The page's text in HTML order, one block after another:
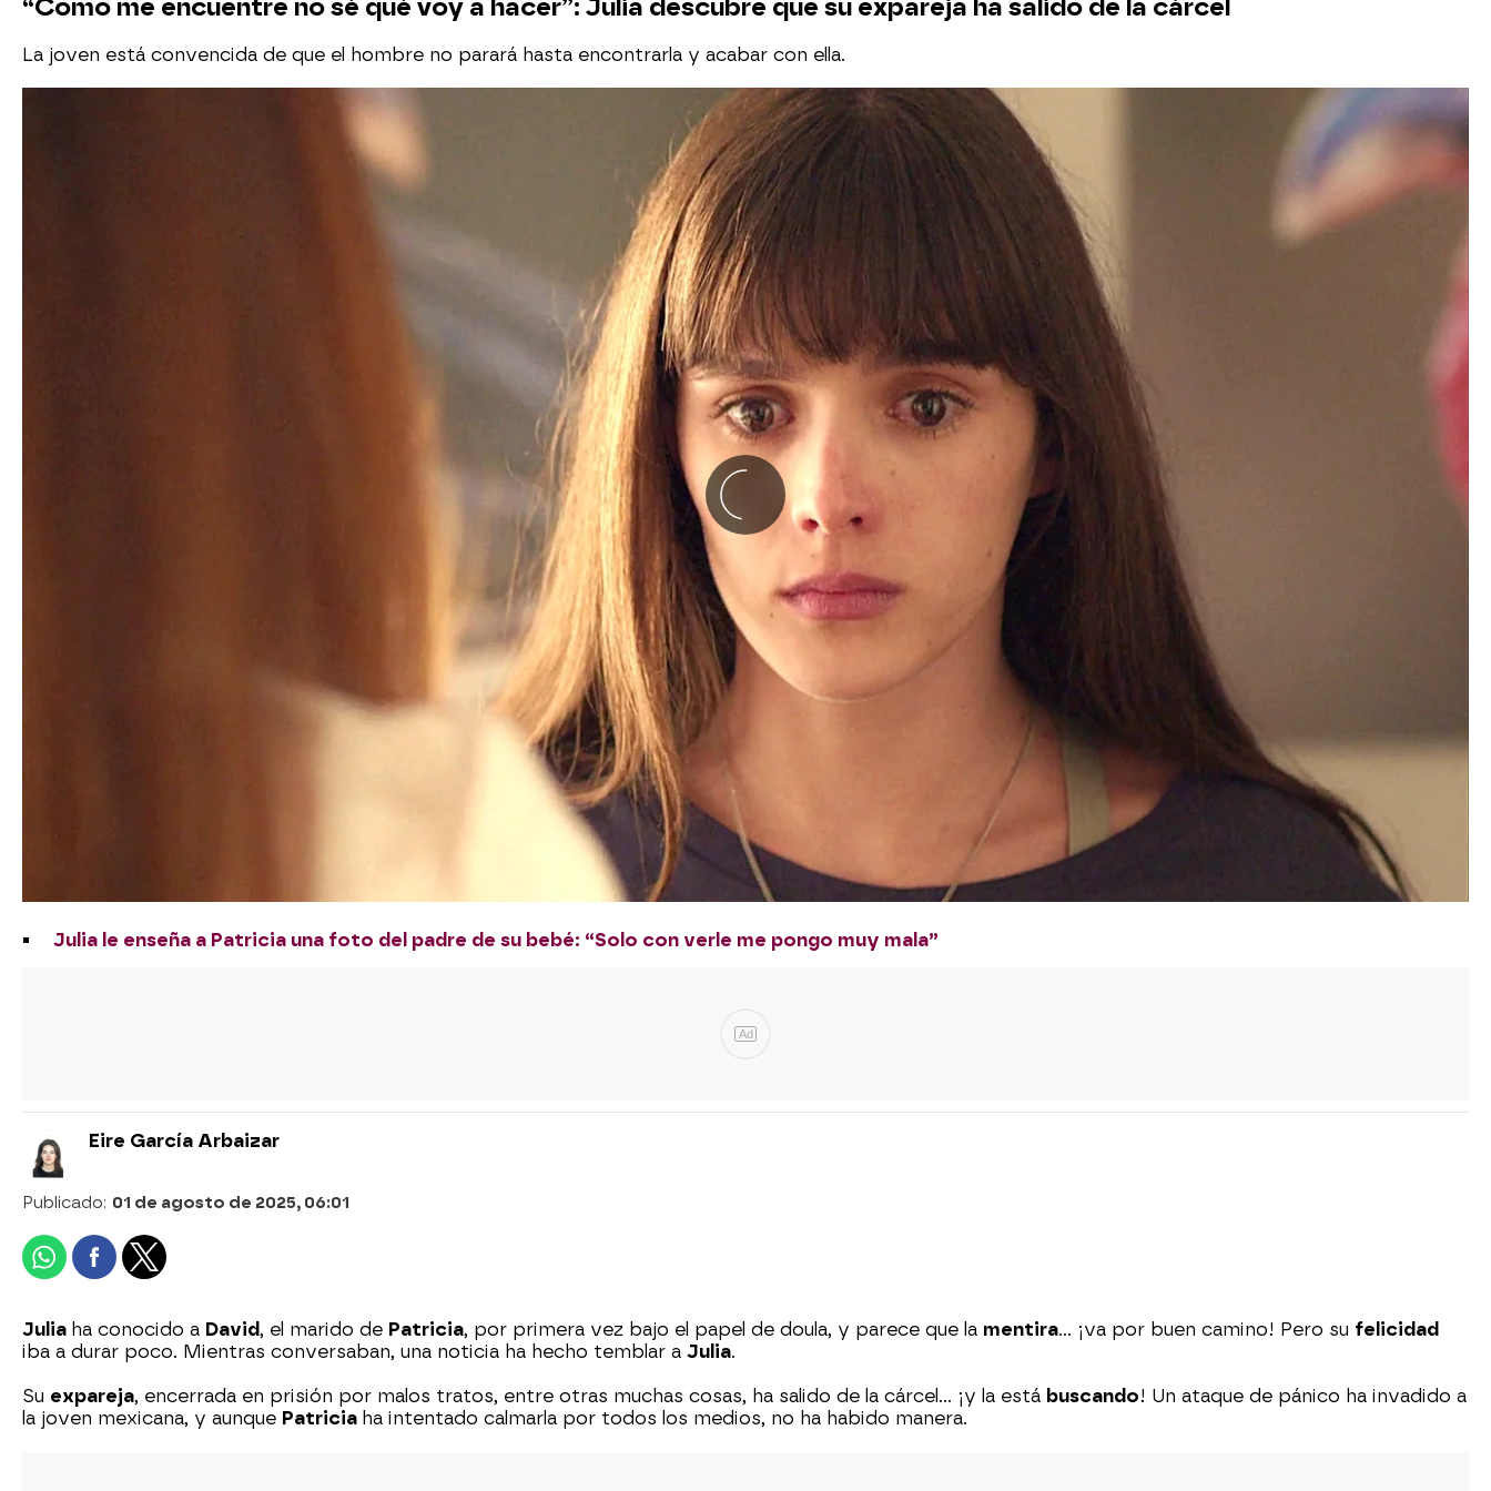
“Como me encuentre no sé qué voy a hacer”: Julia descubre que su expareja ha salido de la cárcel
La joven está convencida de que el hombre no parará hasta encontrarla y acabar con ella.
Julia le enseña a Patricia una foto del padre de su bebé: “Solo con verle me pongo muy mala”
Ad
Eire García Arbaizar
Publicado: 01 de agosto de 2025, 06:01
Julia ha conocido a David, el marido de Patricia, por primera vez bajo el papel de doula, y parece que la mentira… ¡va por buen camino! Pero su felicidad
iba a durar poco. Mientras conversaban, una noticia ha hecho temblar a Julia.
Su expareja, encerrada en prisión por malos tratos, entre otras muchas cosas, ha salido de la cárcel… ¡y la está buscando! Un ataque de pánico ha invadido a
la joven mexicana, y aunque Patricia ha intentado calmarla por todos los medios, no ha habido manera.